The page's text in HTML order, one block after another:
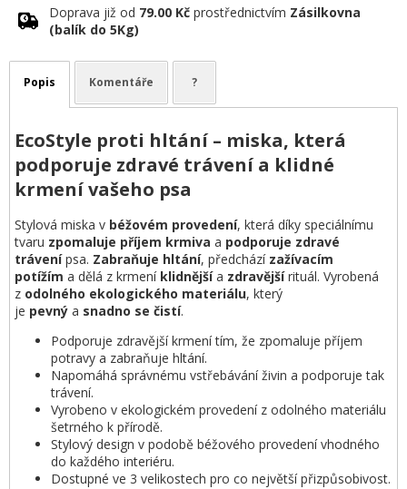
Doprava již od 79.00 Kč prostřednictvím Zásilkovna
(balík do 5Kg)
Popis Komentáře ?
EcoStyle proti hltání – miska, která
podporuje zdravé trávení a klidné
krmení vašeho psa
Stylová miska v béžovém provedení, která díky speciálnímu
tvaru zpomaluje příjem krmiva a podporuje zdravé
trávenípsa. Zabraňuje hltání, předchází zažívacím
potížím a dělá z krmení klidnějšía zdravějšírituál. Vyrobená
z odolného ekologického materiálu, který
je pevný a snadno se čistí.
Podporuje zdravější krmení tím, že zpomaluje příjem
potravy a zabraňuje hltání.
Napomáhá správnému vstřebávání živin a podporuje tak
trávení.
Vyrobeno v ekologickém provedení z odolného materiálu
šetrného k přírodě.
Stylový design v podobě béžového provedení vhodného
do každého interiéru.
Dostupné ve 3 velikostech pro co největší přizpůsobivost.